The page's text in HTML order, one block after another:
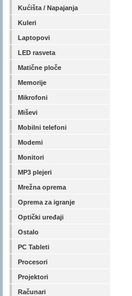
Kućišta / Napajanja
Kuleri
Laptopovi
LED rasveta
Matične ploče
Memorije
Mikrofoni
Miševi
Mobilni telefoni
Modemi
Monitori
MP3 plejeri
Mrežna oprema
Oprema za igranje
Optički uređaji
Ostalo
PC Tableti
Procesori
Projektori
Računari